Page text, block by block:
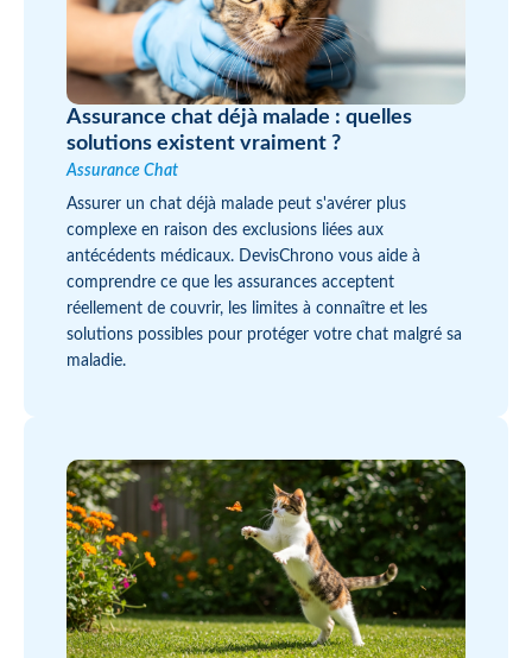
Assurance chat déjà malade : quelles
solutions existent vraiment ?
Assurance Chat
Assurer un chat déjà malade peut s'avérer plus
complexe en raison des exclusions liées aux
antécédents médicaux. DevisChrono vous aide à
comprendre ce que les assurances acceptent
réellement de couvrir, les limites à connaître et les
solutions possibles pour protéger votre chat malgré sa
maladie.